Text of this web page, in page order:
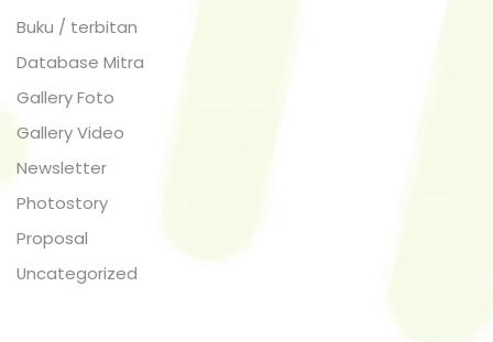
Buku / terbitan
Database Mitra
Gallery Foto
Gallery Video
Newsletter
Photostory
Proposal
Uncategorized